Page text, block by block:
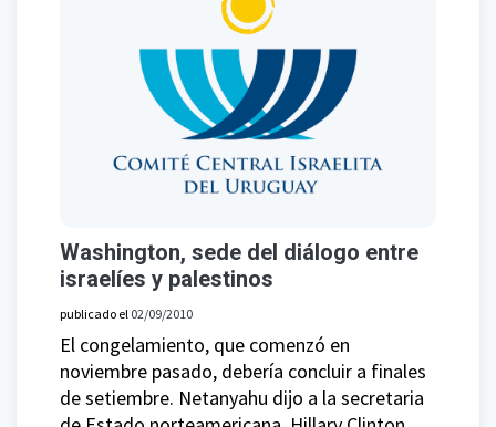
Washington, sede del diálogo entre
israelíes y palestinos
publicado el 02/09/2010
El congelamiento, que comenzó en
noviembre pasado, debería concluir a finales
de setiembre. Netanyahu dijo a la secretaria